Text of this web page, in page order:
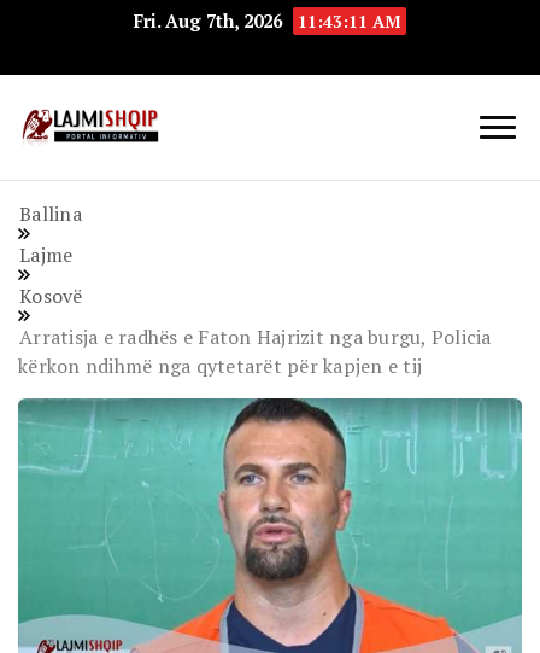
Fri. Aug 7th, 2026 11:43:11 AM
Ballina
Lajme
Kosovë
Arratisja e radhës e Faton Hajrizit nga burgu, Policia
kërkon ndihmë nga qytetarët për kapjen e tij